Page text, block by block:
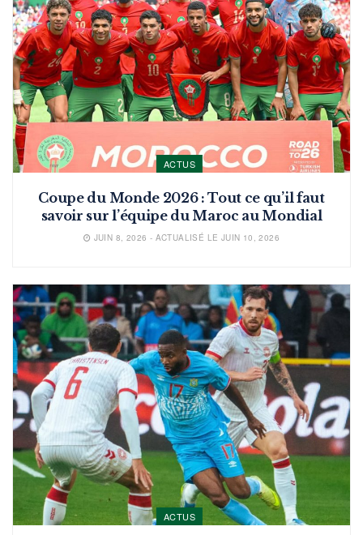
ACTUS
Coupe du Monde 2026 : Tout ce qu’il faut
savoir sur l’équipe du Maroc au Mondial
JUIN 8, 2026 - ACTUALISÉ LE JUIN 10, 2026
ACTUS